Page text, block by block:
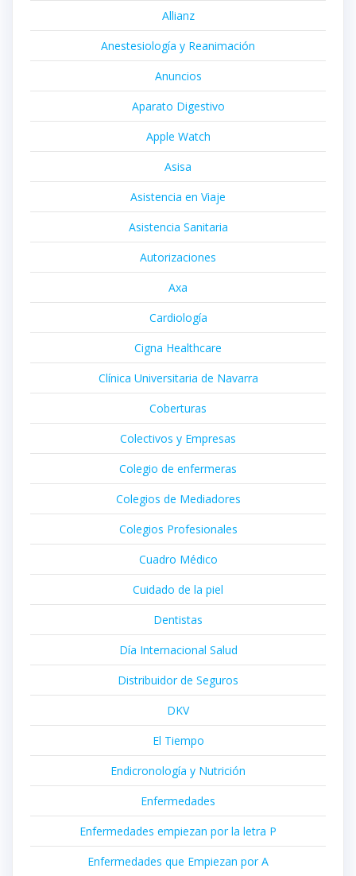
Allianz
Anestesiología y Reanimación
Anuncios
Aparato Digestivo
Apple Watch
Asisa
Asistencia en Viaje
Asistencia Sanitaria
Autorizaciones
Axa
Cardiología
Cigna Healthcare
Clínica Universitaria de Navarra
Coberturas
Colectivos y Empresas
Colegio de enfermeras
Colegios de Mediadores
Colegios Profesionales
Cuadro Médico
Cuidado de la piel
Dentistas
Día Internacional Salud
Distribuidor de Seguros
DKV
El Tiempo
Endicronología y Nutrición
Enfermedades
Enfermedades empiezan por la letra P
Enfermedades que Empiezan por A